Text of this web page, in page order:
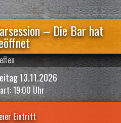
– Die Bar hat
13.11.2026
19:00 Uhr
Eintritt